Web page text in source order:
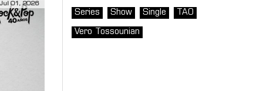
Jul 01, 2026
Series Show Single TAO
Vero Tossounian